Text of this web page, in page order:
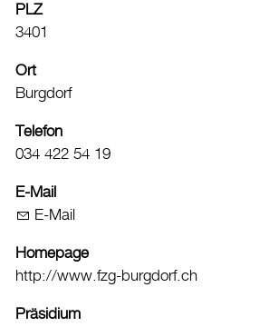
Hallenbad
Kunsteisbahn
Veranstaltungskalender
Vereinsverzeichnis
Tourismus
Shopping und Märkte
PLZ
3401
Ort
Burgdorf
Telefon
034 422 54 19
E-Mail
E-Mail
Homepage
http://www.fzg-burgdorf.ch
Präsidium